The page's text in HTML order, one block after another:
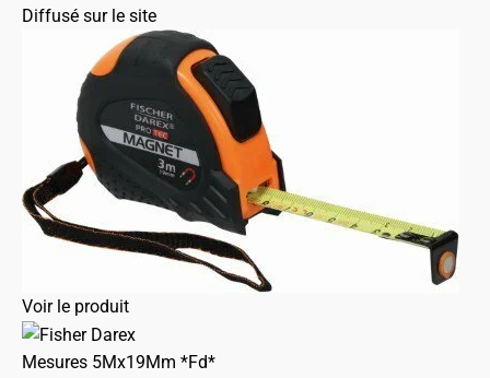
Diffusé sur le site
Voir le produit
Mesures 5Mx19Mm *Fd*